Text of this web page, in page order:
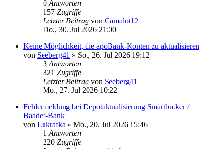
0 Antworten
157 Zugriffe
Letzter Beitrag von Camalot12
Do., 30. Jul 2026 21:00
Keine Möglichkeit, die apoBank-Konten zu aktualisieren
von Seeberg41 » So., 26. Jul 2026 19:12
3 Antworten
321 Zugriffe
Letzter Beitrag von Seeberg41
Mo., 27. Jul 2026 10:22
Fehlermeldung bei Depotaktualisierung Smartbroker /
Baader-Bank
von Lukrafka » Mo., 20. Jul 2026 15:46
1 Antworten
220 Zugriffe